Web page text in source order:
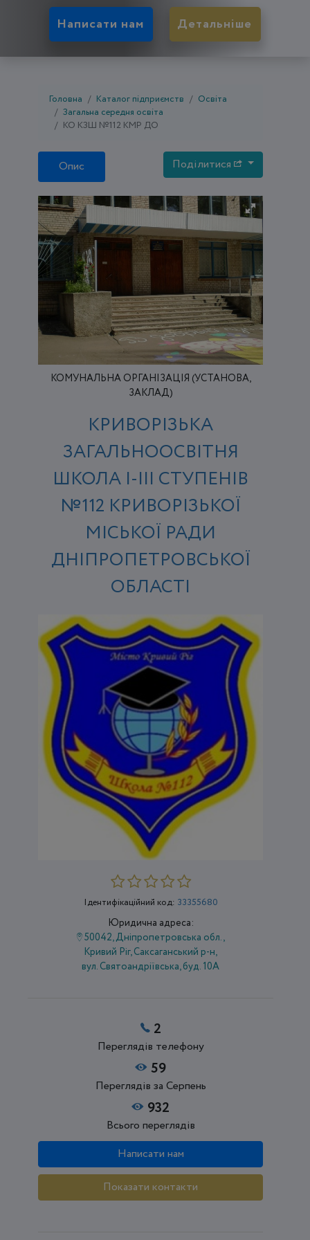
Написати нам Детальніше
Головна Каталог підприємств
Освіта
Загальна середня освіта
КО КЗШ №112 КМР ДО
Опис Поділитися
КОМУНАЛЬНА ОРГАНІЗАЦІЯ (УСТАНОВА,
ЗАКЛАД)
КРИВОРІЗЬКА
ЗАГАЛЬНООСВІТНЯ
ШКОЛА І-ІІІ СТУПЕНІВ
№112 КРИВОРІЗЬКОЇ
МІСЬКОЇ РАДИ
ДНІПРОПЕТРОВСЬКОЇ
ОБЛАСТІ
Ідентифікаційний код: 33355680
Юридична адреса:
50042, Дніпропетровська обл.,
Кривий Ріг, Саксаганський р-н,
вул. Святоандріївська, буд. 10А
2
Переглядів телефону
59
Переглядів за Серпень
932
Всього переглядів
Написати нам
Показати контакти